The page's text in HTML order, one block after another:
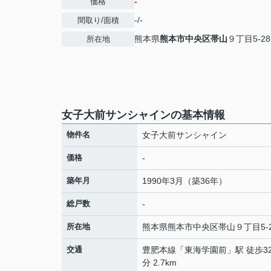
間取り/面積 -/-
所在地 熊本県熊本市中央区帯山 ９丁目5-28
女子大前サンシャインの基本情報
物件名 女子大前サンシャイン
価格 -
築年月 1990年3月（築36年）
総戸数 -
所在地 熊本県熊本市中央区帯山 ９丁目5-
交通 豊肥本線 「東海学園前 」駅 徒歩
分 2.7km